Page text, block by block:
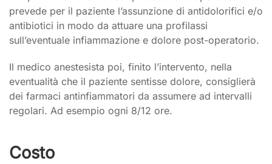
prevede per il paziente l’assunzione di antidolorifici e/o
antibiotici in modo da attuare una profilassi
sull’eventuale infiammazione e dolore post-operatorio.
Il medico anestesista poi, finito l’intervento, nella
eventualità che il paziente sentisse dolore, consiglierà
dei farmaci antinfiammatori da assumere ad intervalli
regolari. Ad esempio ogni 8/12 ore.
Costo